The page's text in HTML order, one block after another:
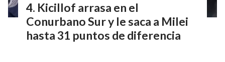
Kicillof arrasa en el
Conurbano Sur y le saca a Milei
hasta 31 puntos de diferencia